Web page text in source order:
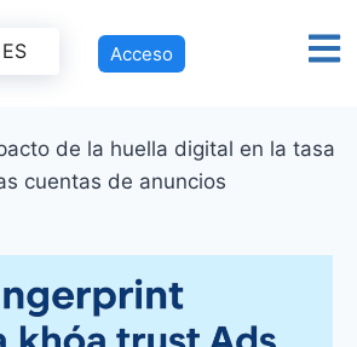
ES Acceso
de la huella digital en la tasa
cuentas de anuncios